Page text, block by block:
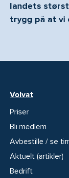
landets
trygg på at vi
Volvat
Priser
Bli medlem
Avbestille / se
Aktuelt (artikler)
Bedrift